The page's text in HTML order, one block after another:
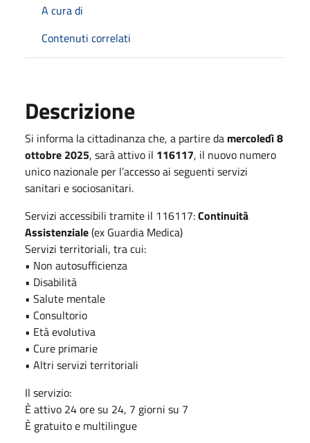
A cura di
Contenuti correlati
Descrizione
Si informa la cittadinanza che, a partire da mercoledì 8
ottobre 2025, sarà attivo il 116117, il nuovo numero
unico nazionale per l’accesso ai seguenti servizi
sanitari e sociosanitari.
Servizi accessibili tramite il 116117:Continuità
Assistenziale(ex Guardia Medica)
Servizi territoriali, tra cui:
• Non autosufficienza
• Disabilità
• Salute mentale
• Consultorio
• Età evolutiva
• Cure primarie
• Altri servizi territoriali
Il servizio:
È attivo 24 ore su 24, 7 giorni su 7
È gratuito e multilingue